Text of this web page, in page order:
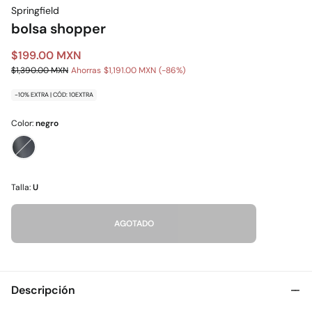
Springfield
bolsa shopper
$199.00 MXN
$1,390.00 MXN Ahorras $1,191.00 MXN 86
-10% EXTRA | CÓD: 10EXTRA
Color:negro
Talla:U
AGOTADO
Descripción